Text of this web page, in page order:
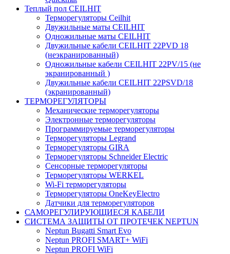
Теплый пол CEILHIT
Терморегуляторы Ceilhit
Двужильные маты CEILHIT
Одножильные маты CEILHIT
Двужильные кабели CEILHIT 22PVD 18
(неэкранированный)
Одножильные кабели CEILHIT 22PV/15 (не
экранированный )
Двужильные кабели CEILHIT 22PSVD/18
(экранированный)
ТЕРМОРЕГУЛЯТОРЫ
Механические терморегуляторы
Электронные терморегуляторы
Программируемые терморегуляторы
Терморегуляторы Legrand
Терморегуляторы GIRA
Терморегуляторы Schneider Electric
Сенсорные терморегуляторы
Терморегуляторы WERKEL
Wi-Fi терморегуляторы
Терморегуляторы OneKeyElectro
Датчики для терморегуляторов
САМОРЕГУЛИРУЮЩИЕСЯ КАБЕЛИ
СИСТЕМА ЗАЩИТЫ ОТ ПРОТЕЧЕК NEPTUN
Neptun Bugatti Smart Evo
Neptun PROFI SMART+ WiFi
Neptun PROFI WiFi